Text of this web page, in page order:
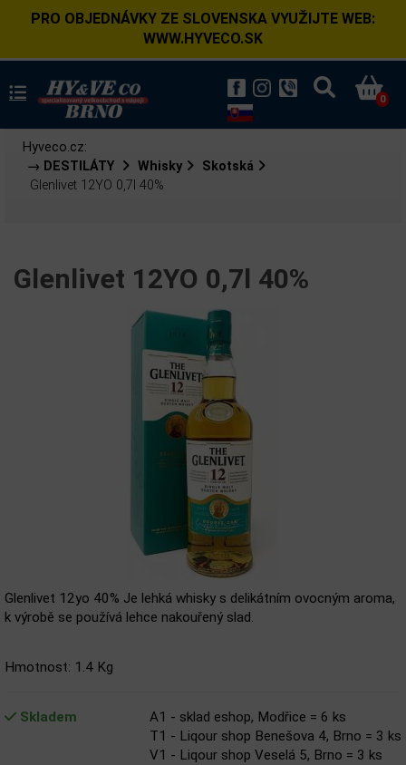
PRO OBJEDNÁVKY ZE SLOVENSKA VYUŽIJTE WEB:
WWW.HYVECO.SK
0
Hyveco.cz:
→ DESTILÁTY
Whisky
Skotská
Glenlivet 12YO 0,7l 40%
Glenlivet 12YO 0,7l 40%
Glenlivet 12yo 40% Je lehká whisky s delikátním ovocným aroma,
k výrobě se používá lehce nakouřený slad.
Hmotnost: 1.4 Kg
Skladem
A1 - sklad eshop, Modřice = 6 ks
T1 - Liqour shop Benešova 4, Brno = 3 ks
V1 - Liqour shop Veselá 5, Brno = 3 ks